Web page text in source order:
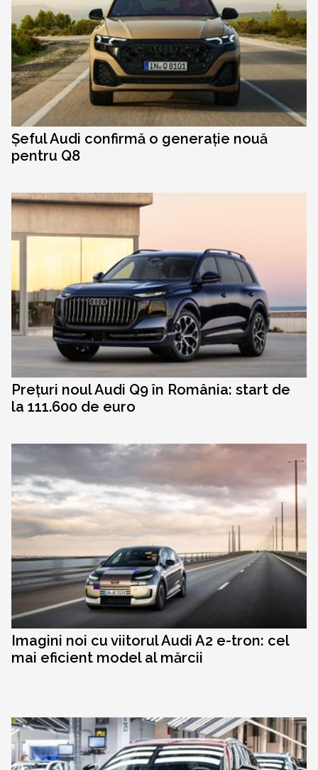
Șeful Audi confirmă o generație nouă
pentru Q8
Prețuri noul Audi Q9 în România: start de
la 111.600 de euro
Imagini noi cu viitorul Audi A2 e-tron: cel
mai eficient model al mărcii